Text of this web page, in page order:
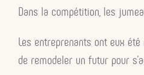
Dans la compétition, les
Les entreprenants ont eux
de remodeler un futur pour